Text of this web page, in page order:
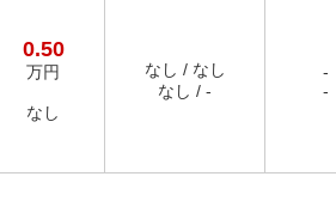
0.50
万円
なし
なし / なし
なし / -
-
-